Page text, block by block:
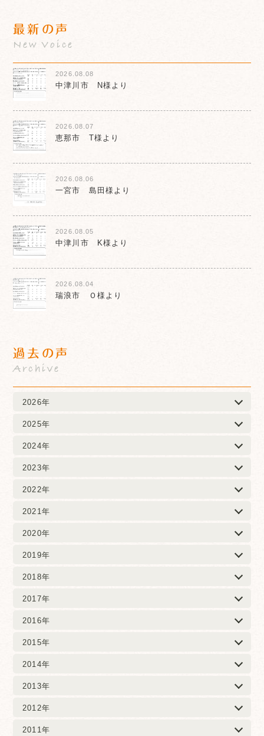
最新の声
New Voice
2026.08.08
中津川市 N様より
2026.08.07
恵那市 T様より
2026.08.06
一宮市 島田様より
2026.08.05
中津川市 K様より
2026.08.04
瑞浪市 Ｏ様より
過去の声
Archive
2026年
2025年
2024年
2023年
2022年
2021年
2020年
2019年
2018年
2017年
2016年
2015年
2014年
2013年
2012年
2011年